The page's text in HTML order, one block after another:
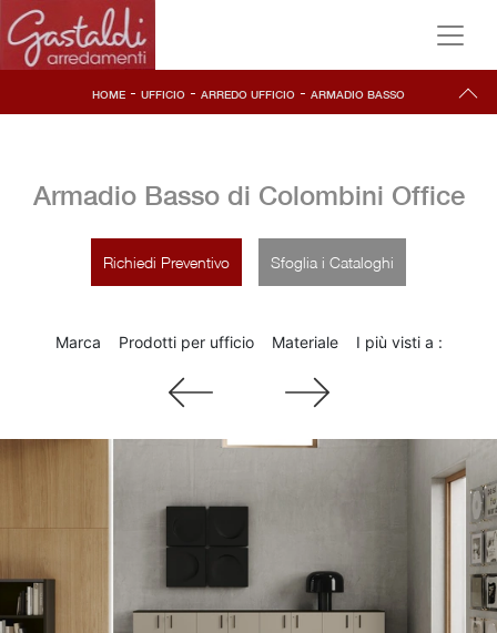
HOME - UFFICIO - ARREDO UFFICIO - ARMADIO BASSO
Armadio Basso di Colombini Office
Richiedi Preventivo Sfoglia i Cataloghi
Marca Prodotti per ufficio Materiale I più visti a :